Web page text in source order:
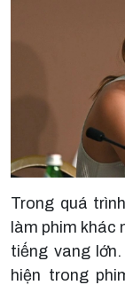
Trong quá
làm phim khác
tiếng vang
hiện trong